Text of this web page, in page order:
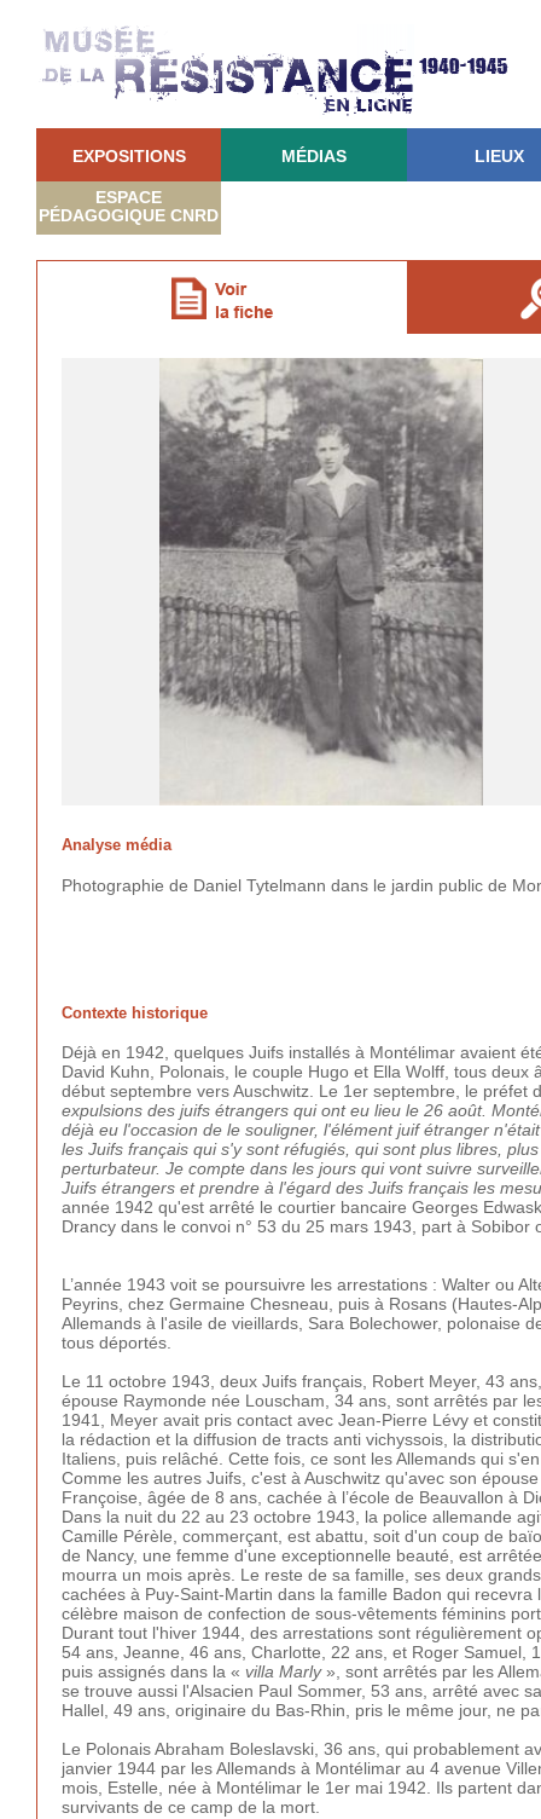
EXPOSITIONS MÉDIAS LIEUX
ESPACE
PÉDAGOGIQUE CNRD
Analyse média
Photographie de Daniel Tytelmann dans le jardin public de
Contexte historique
Déjà en 1942, quelques Juifs installés à Montélimar avaient
David Kuhn, Polonais, le couple Hugo et Ella Wolff, tous
début septembre vers Auschwitz. Le 1er septembre, le préfet
expulsions des juifs étrangers qui ont eu lieu le 26 août.
déjà eu l'occasion de le souligner, l'élément juif étranger
les Juifs français qui s'y sont réfugiés, qui sont plus libres,
perturbateur. Je compte dans les jours qui vont suivre
Juifs étrangers et prendre à l'égard des Juifs français les
année 1942 qu'est arrêté le courtier bancaire Georges
Drancy dans le convoi n° 53 du 25 mars 1943, part à Sobibor
L’année 1943 voit se poursuivre les arrestations : Walter ou
Peyrins, chez Germaine Chesneau, puis à Rosans (Hautes-
Allemands à l'asile de vieillards, Sara Bolechower, polonaise
tous déportés.
Le 11 octobre 1943, deux Juifs français, Robert Meyer, 43
épouse Raymonde née Louscham, 34 ans, sont arrêtés par
1941, Meyer avait pris contact avec Jean-Pierre Lévy et
la rédaction et la diffusion de tracts anti vichyssois, la
Italiens, puis relâché. Cette fois, ce sont les Allemands qui
Comme les autres Juifs, c'est à Auschwitz qu'avec son
Françoise, âgée de 8 ans, cachée à l’école de Beauvallon à
Dans la nuit du 22 au 23 octobre 1943, la police allemande
Camille Pérèle, commerçant, est abattu, soit d'un coup de
de Nancy, une femme d'une exceptionnelle beauté, est
mourra un mois après. Le reste de sa famille, ses deux
cachées à Puy-Saint-Martin dans la famille Badon qui
célèbre maison de confection de sous-vêtements féminins
Durant tout l'hiver 1944, des arrestations sont régulièrement
54 ans, Jeanne, 46 ans, Charlotte, 22 ans, et Roger Samuel,
puis assignés dans la « villa Marly», sont arrêtés par les
se trouve aussi l'Alsacien Paul Sommer, 53 ans, arrêté avec
Hallel, 49 ans, originaire du Bas-Rhin, pris le même jour, ne
Le Polonais Abraham Boleslavski, 36 ans, qui probablement
janvier 1944 par les Allemands à Montélimar au 4 avenue
mois, Estelle, née à Montélimar le 1er mai 1942. Ils partent
survivants de ce camp de la mort.